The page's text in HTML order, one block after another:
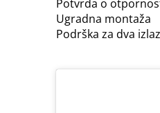
Potvrda o
Ugradna montaža
Podrška za dva